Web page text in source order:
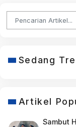
Sedang
Artikel
Sambut